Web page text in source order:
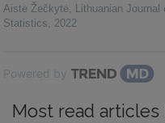
Aistė Žečkytė, Lithuanian Journal
Statistics, 2022
Powered by
Most read